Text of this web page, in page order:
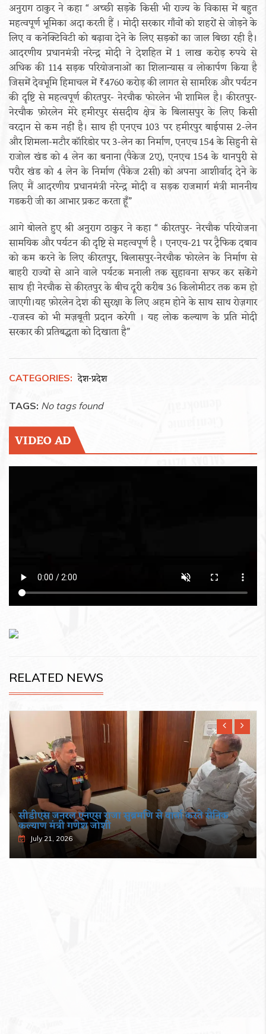
अनुराग ठाकुर ने कहा “ अच्छी सड़कें किसी भी राज्य के विकास में बहुत
महत्वपूर्ण भूमिका अदा करती हैं । मोदी सरकार गाँवों को शहरों से जोड़ने के
लिए व कनेक्टिविटी को बढ़ावा देने के लिए सड़कों का जाल बिछा रही है।
आदरणीय प्रधानमंत्री नरेन्द्र मोदी ने देशहित में 1 लाख करोड़ रुपये से
अधिक की 114 सड़क परियोजनाओं का शिलान्यास व लोकार्पण किया है
जिसमें देवभूमि हिमाचल में ₹4760 करोड़ की लागत से सामरिक और पर्यटन
की दृष्टि से महत्वपूर्ण कीरतपुर- नेरचौक फोरलेन भी शामिल है। कीरतपुर-
नेरचौक फ़ोरलेन मेरे हमीरपुर संसदीय क्षेत्र के बिलासपुर के लिए किसी
वरदान से कम नहीं है। साथ ही एनएच 103 पर हमीरपुर बाईपास 2-लेन
और शिमला-मटौर कॉरिडोर पर 3-लेन का निर्माण, एनएच 154 के सिहुनी से
राजोल खंड को 4 लेन का बनाना (पैकेज 2ए), एनएच 154 के थानपुरी से
परौर खंड को 4 लेन के निर्माण (पैकेज 2सी) को अपना आशीर्वाद देने के
लिए मैं आदरणीय प्रधानमंत्री नरेन्द्र मोदी व सड़क राजमार्ग मंत्री माननीय
गडकरी जी का आभार प्रकट करता हूँ”
आगे बोलते हुए श्री अनुराग ठाकुर ने कहा “ कीरतपुर- नेरचौक परियोजना
सामयिक और पर्यटन की दृष्टि से महत्वपूर्ण है । एनएच-21 पर ट्रैफिक दबाव
को कम करने के लिए कीरतपुर, बिलासपुर-नेरचौक फोरलेन के निर्माण से
बाहरी राज्यों से आने वाले पर्यटक मनाली तक सुहावना सफर कर सकेंगे
साथ ही नेरचौक से कीरतपुर के बीच दूरी करीब 36 किलोमीटर तक कम हो
जाएगी।यह फ़ोरलेन देश की सुरक्षा के लिए अहम होने के साथ साथ रोज़गार
-राजस्व को भी मज़बूती प्रदान करेगी । यह लोक कल्याण के प्रति मोदी
सरकार की प्रतिबद्धता को दिखाता है”
CATEGORIES: देश-प्रदेश
TAGS: No tags found
VIDEO AD
RELATED NEWS
सीडीएस जनरल एनएस राजा सुब्रमणि से वार्ता करते सैनिक
कल्याण मंत्री गणेश जोशी
July 21, 2026